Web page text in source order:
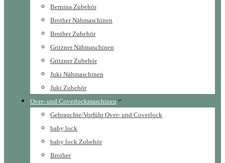
Bernina Zubehör
Brother Nähmaschinen
Brother Zubehör
Gritzner Nähmaschinen
Gritzner Zubehör
Juki Nähmaschinen
Juki Zubehör
Over- und Coverlockmaschinen
Gebrauchte/Vorführ Over- und Coverlock
baby lock
baby lock Zubehör
Brother